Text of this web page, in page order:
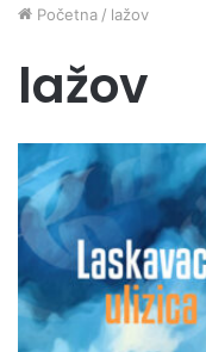
Početna / lažov
lažov